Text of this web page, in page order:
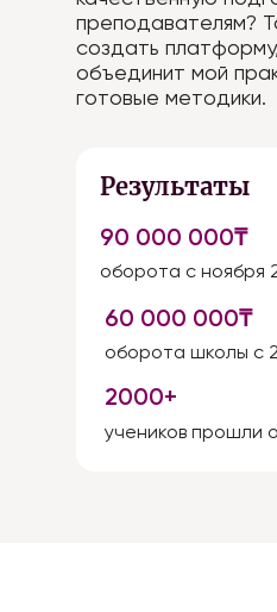
преподавателям?
создать
объединит мой
готовые методики.
90 000 000₸
оборота с ноября
60 000 000₸
2000+
оборота школы с
учеников прошли
Результаты